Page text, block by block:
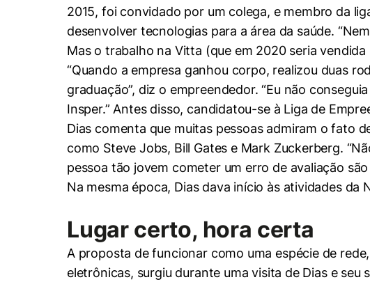
2015, foi convidado por um colega, e membro da
desenvolver tecnologias para a área da saúde.
Mas o trabalho na Vitta (que em 2020 seria
“Quando a empresa ganhou corpo, realizou duas
graduação”, diz o empreendedor. “Eu não
Insper.” Antes disso, candidatou-se à Liga de
Dias comenta que muitas pessoas admiram o fato
como Steve Jobs, Bill Gates e Mark Zuckerberg.
pessoa tão jovem cometer um erro de avaliação
Na mesma época, Dias dava início às atividades da
Lugar certo, hora certa
A proposta de funcionar como uma espécie de
eletrônicas, surgiu durante uma visita de Dias e
Cookies estritamente
Cookies de preferências de